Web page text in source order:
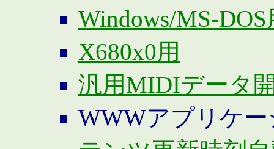
Windows/MS-DOS
X680x0用
汎用MIDIデータ
WWWアプリケ